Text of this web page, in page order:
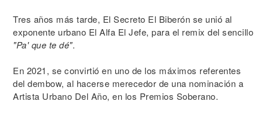
Tres años más tarde, El Secreto El Biberón se unió al
exponente urbano El Alfa El Jefe, para el remix del sencillo
"Pa' que te dé".
En 2021, se convirtió en uno de los máximos referentes
del dembow, al hacerse merecedor de una nominación a
Artista Urbano Del Año, en los Premios Soberano.